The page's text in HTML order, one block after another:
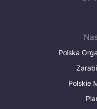
Polska
Polskie